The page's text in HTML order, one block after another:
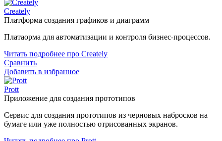
Creately
Платформа создания графиков и диаграмм
Платaорма для автоматизации и контроля бизнес-процессов.
Читать подробнее про Creately
Сравнить
Добавить в избранное
Prott
Приложение для создания прототипов
Сервис для создания прототипов из черновых набросков на
бумаге или уже полностью отрисованных экранов.